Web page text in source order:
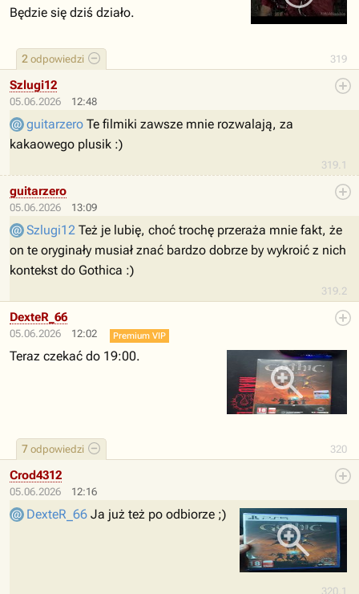
319
2 odpowiedzi
Będzie się dziś działo.
05.06.2026 12:48
319.1
Szlugi12
guitarzero Te filmiki zawsze mnie rozwalają, za
kakaowego plusik :)
05.06.2026 13:09
319.2
guitarzero
Szlugi12 Też je lubię, choć trochę przeraża mnie fakt, że
on te oryginały musiał znać bardzo dobrze by wykroić z nich
kontekst do Gothica :)
05.06.2026 12:02
320
7 odpowiedzi
DexteR_66
Premium VIP
Teraz czekać do 19:00.
05.06.2026 12:16
320.1
Crod4312
DexteR_66 Ja już też po odbiorze ;)